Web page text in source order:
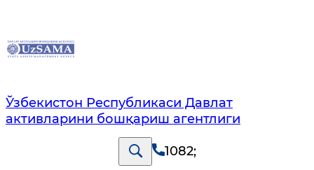
Ўзбекистон Республикаси Давлат
активларини бошқариш агентлиги
1082;